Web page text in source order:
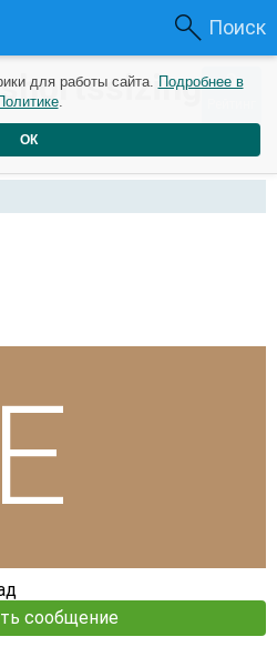
Поиск
0
сообщение
для работы сайта. Подробнее в
.
ОК